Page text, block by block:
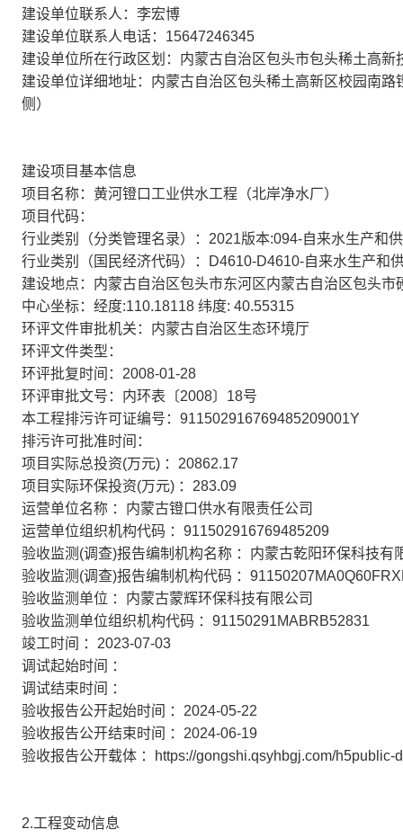
建设单位联系人：李宏博
建设单位联系人电话：15647246345
建设单位所在行政区划：内蒙古自治区包头市包头稀土高新
建设单位详细地址：内蒙古自治区包头稀土高新区校园南
侧）
建设项目基本信息
项目名称：黄河镫口工业供水工程（北岸净水厂）
项目代码：
行业类别（分类管理名录）：2021版本:094-自来水生产和
行业类别（国民经济代码）：D4610-D4610-自来水生产和
建设地点：内蒙古自治区包头市东河区内蒙古自治区包头市
中心坐标：经度:110.18118 纬度: 40.55315
环评文件审批机关：内蒙古自治区生态环境厅
环评文件类型：
环评批复时间：2008-01-28
环评审批文号：内环表〔2008〕18号
本工程排污许可证编号：911502916769485209001Y
排污许可批准时间：
项目实际总投资(万元) ：20862.17
项目实际环保投资(万元) ：283.09
运营单位名称 ：内蒙古镫口供水有限责任公司
运营单位组织机构代码 ：911502916769485209
验收监测(调查)报告编制机构名称 ：内蒙古乾阳环保科技有
验收监测(调查)报告编制机构代码 ：
验收监测单位 ：内蒙古蒙辉环保科技有限公司
验收监测单位组织机构代码 ：91150291MABRB52831
竣工时间 ：2023-07-03
调试起始时间 ：
调试结束时间 ：
验收报告公开起始时间 ：2024-05-22
验收报告公开结束时间 ：2024-06-19
验收报告公开载体 ：https://gongshi.qsyhbgj.com/h5public-
2.工程变动信息